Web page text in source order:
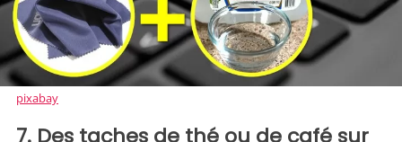
pixabay